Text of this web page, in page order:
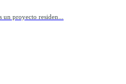
proyecto residen...